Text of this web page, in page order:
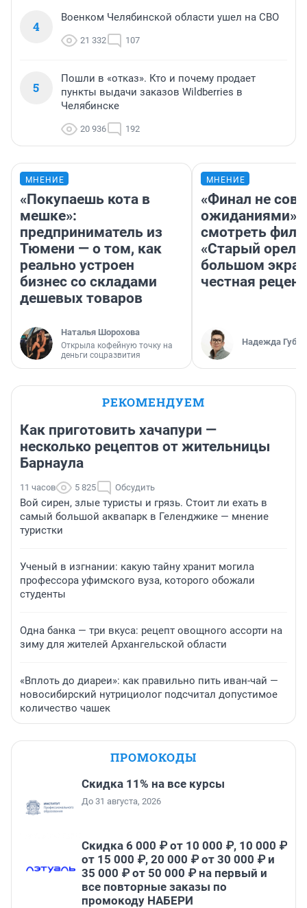
4
Военком Челябинской области ушел на СВО
21 332 107
5
Пошли в «отказ». Кто и почему продает
пункты выдачи заказов Wildberries в
Челябинске
20 936 192
МНЕНИЕ
«Покупаешь кота в
мешке»:
предприниматель из
Тюмени — о том, как
реально устроен
бизнес со складами
дешевых товаров
Наталья Шорохова
Открыла кофейную точку на
деньги соцразвития
МНЕНИЕ
«Финал не
ожиданиями»:
смотреть
«Старый орел»
большом
честная
Надежда
РЕКОМЕНДУЕМ
Как приготовить хачапури —
несколько рецептов от жительницы
Барнаула
11 часов 5 825 Обсудить
Вой сирен, злые туристы и грязь. Стоит ли ехать в
самый большой аквапарк в Геленджике — мнение
туристки
Ученый в изгнании: какую тайну хранит могила
профессора уфимского вуза, которого обожали
студенты
Одна банка — три вкуса: рецепт овощного ассорти на
зиму для жителей Архангельской области
«Вплоть до диареи»: как правильно пить иван-чай —
новосибирский нутрициолог подсчитал допустимое
количество чашек
ПРОМОКОДЫ
Скидка 11% на все курсы
До 31 августа, 2026
Скидка 6 000 ₽ от 10 000 ₽, 10 000 ₽
от 15 000 ₽, 20 000 ₽ от 30 000 ₽ и
35 000 ₽ от 50 000 ₽ на первый и
все повторные заказы по
промокоду НАБЕРИ